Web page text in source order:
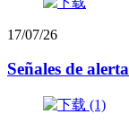
17/07/26
Señales de